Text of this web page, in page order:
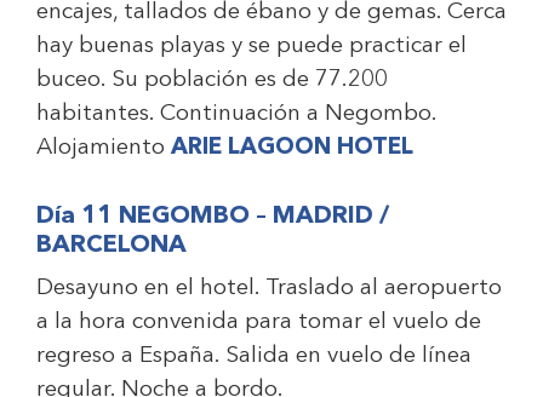
encajes, tallados de ébano y de gemas. Cerca
hay buenas playas y se puede practicar el
buceo. Su población es de 77.200
habitantes. Continuación a Negombo.
Alojamiento ARIE LAGOON HOTEL
Día 11 NEGOMBO – MADRID /
BARCELONA
Desayuno en el hotel. Traslado al aeropuerto
a la hora convenida para tomar el vuelo de
regreso a España. Salida en vuelo de línea
regular. Noche a bordo.